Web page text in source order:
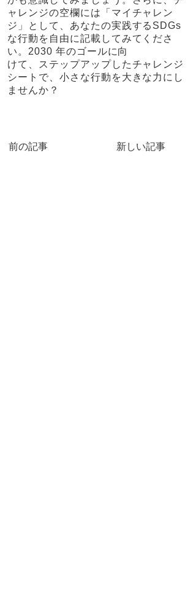
ャレンジの空欄には「マイチャレン
ジ」として、あなたの実践するSDGs
な行動を自由に記載してみてくださ
い。2030 年のゴールに向
けて、ステップアップしたチャレンジ
シートで、小さな行動を大きな力にし
ませんか？
前の記事 新しい記事